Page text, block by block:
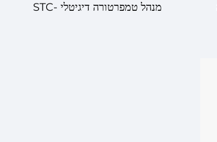
מנהל טמפרטורה דיגיטלי STC-